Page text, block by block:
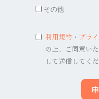
その他
利用規約 ・ プラ
の上、ご同意い
して送信してくだ